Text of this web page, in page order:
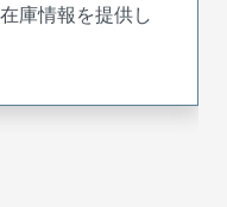
庫情報を提供し